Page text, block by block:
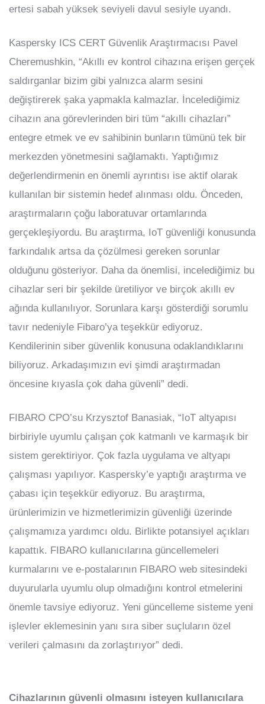
ertesi sabah yüksek seviyeli davul sesiyle uyandı.
Kaspersky ICS CERT Güvenlik Araştırmacısı Pavel
Cheremushkin, “Akıllı ev kontrol cihazına erişen gerçek
saldırganlar bizim gibi yalnızca alarm sesini
değiştirerek şaka yapmakla kalmazlar. İncelediğimiz
cihazın ana görevlerinden biri tüm “akıllı cihazları”
entegre etmek ve ev sahibinin bunların tümünü tek bir
merkezden yönetmesini sağlamaktı. Yaptığımız
değerlendirmenin en önemli ayrıntısı ise aktif olarak
kullanılan bir sistemin hedef alınması oldu. Önceden,
araştırmaların çoğu laboratuvar ortamlarında
gerçekleşiyordu. Bu araştırma, IoT güvenliği konusunda
farkındalık artsa da çözülmesi gereken sorunlar
olduğunu gösteriyor. Daha da önemlisi, incelediğimiz bu
cihazlar seri bir şekilde üretiliyor ve birçok akıllı ev
ağında kullanılıyor. Sorunlara karşı gösterdiği sorumlu
tavır nedeniyle Fibaro’ya teşekkür ediyoruz.
Kendilerinin siber güvenlik konusuna odaklandıklarını
biliyoruz. Arkadaşımızın evi şimdi araştırmadan
öncesine kıyasla çok daha güvenli” dedi.
FIBARO CPO’su Krzysztof Banasiak, “IoT altyapısı
birbiriyle uyumlu çalışan çok katmanlı ve karmaşık bir
sistem gerektiriyor. Çok fazla uygulama ve altyapı
çalışması yapılıyor. Kaspersky’e yaptığı araştırma ve
çabası için teşekkür ediyoruz. Bu araştırma,
ürünlerimizin ve hizmetlerimizin güvenliği üzerinde
çalışmamıza yardımcı oldu. Birlikte potansiyel açıkları
kapattık. FIBARO kullanıcılarına güncellemeleri
kurmalarını ve e-postalarının FIBARO web sitesindeki
duyurularla uyumlu olup olmadığını kontrol etmelerini
önemle tavsiye ediyoruz. Yeni güncelleme sisteme yeni
işlevler eklemesinin yanı sıra siber suçluların özel
verileri çalmasını da zorlaştırıyor” dedi.
Cihazlarının güvenli olmasını isteyen kullanıcılara